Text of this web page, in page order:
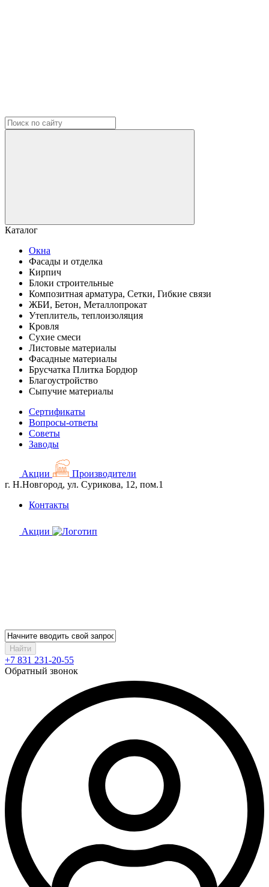
Каталог
Окна
Фасады и отделка
Кирпич
Блоки строительные
Композитная арматура, Сетки, Гибкие связи
ЖБИ, Бетон, Металлопрокат
Утеплитель, теплоизоляция
Кровля
Сухие смеси
Листовые материалы
Фасадные материалы
Брусчатка Плитка Бордюр
Благоустройство
Сыпучие материалы
Сертификаты
Вопросы-ответы
Советы
Заводы
Акции
Производители
г. Н.Новгород, ул. Сурикова, 12, пом.1
Контакты
Акции
Найти
+7 831 231-20-55
Обратный звонок